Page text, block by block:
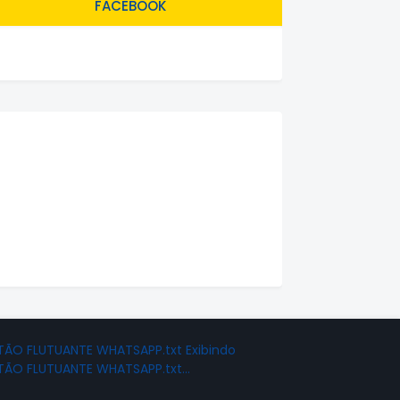
FACEBOOK
FLUTUANTE WHATSAPP.txt Exibindo
FLUTUANTE WHATSAPP.txt…